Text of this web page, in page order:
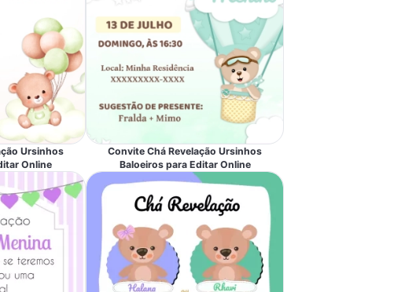
Ursinhos
Online
Convite Chá Revelação Ursinhos
Baloeiros para Editar Online